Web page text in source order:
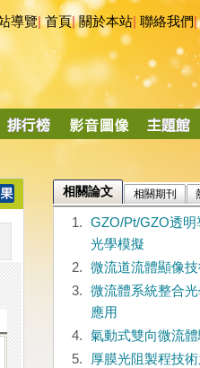
導覽|首頁|關於本站 聯絡我們|
相關論文 相關期刊
1.
GZO/Pt/GZO透明
光學模擬
2.
微流道流體顯像
3.
微流體系統整合
應用
4.
氣動式雙向微流
5.
厚膜光阻製程技